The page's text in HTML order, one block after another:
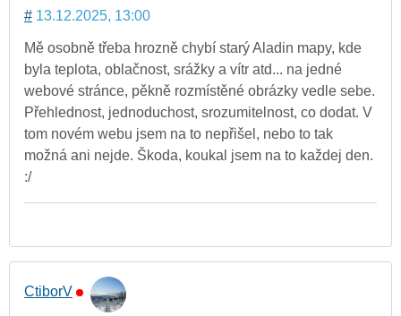
# 13.12.2025, 13:00
Mě osobně třeba hrozně chybí starý Aladin mapy, kde
byla teplota, oblačnost, srážky a vítr atd... na jedné
webové stránce, pěkně rozmístěné obrázky vedle sebe.
Přehlednost, jednoduchost, srozumitelnost, co dodat. V
tom novém webu jsem na to nepřišel, nebo to tak
možná ani nejde. Škoda, koukal jsem na to každej den.
:/
CtiborV